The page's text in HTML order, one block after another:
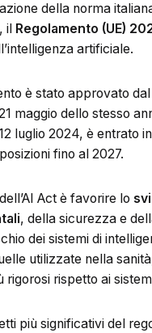
della norma
, il Regolamento (UE)
artificiale.
è stato approvato
maggio dello stesso
luglio 2024, è entrato
fino al 2027.
Act è favorire lo
, della sicurezza e
dei sistemi di
utilizzate nella
rigorosi rispetto ai
più significativi del